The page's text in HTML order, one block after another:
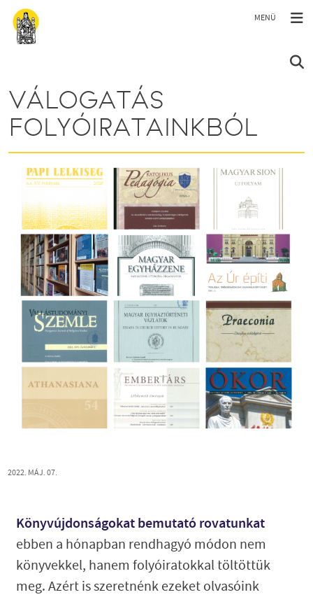
Ugrás a tartalomra
VÁLOGATÁS
FOLYÓIRATAINKBÓL
2022. MÁJ. 07.
Könyvújdonságokat bemutató rovatunkat
ebben a hónapban rendhagyó módon nem
könyvekkel, hanem folyóiratokkal töltöttük
meg. Azért is szeretnénk ezeket olvasóink